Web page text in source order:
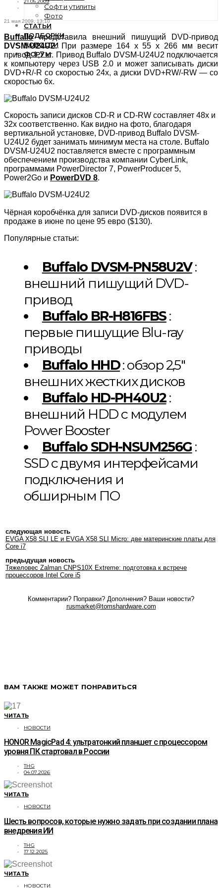
Софт и утилиты
Фото
СТАТЬИ
ПОДБОРКИ
НОВОСТИ
ФОРУМ
21.05.2009
21 мая 2009, 13:10
Buffalloпредставила внешний пишущий DVD-привод
DVSM-U24U2. При размере 164 x 55 x 266 мм весит
привод 1,7 кг. Привод Buffalo DVSM-U24U2 подключается
к компьютеру через USB 2.0 и может записывать диски
DVD+R/-R со скоростью 24x, а диски DVD+RW/-RW — со
скоростью 6x.
Скорость записи дисков CD-R и CD-RW составляет 48x и
32x соответственно. Как видно на фото, благодаря
вертикальной установке, DVD-привод Buffalo DVSM-
U24U2 будет занимать минимум места на столе. Buffalo
DVSM-U24U2 поставляется вместе с программным
обеспечением производства компании CyberLink,
программами PowerDirector 7, PowerProducer 5,
Power2Go и PowerDVD 8.
Чёрная коробчёнка для записи DVD-дисков появится в
продаже в июне по цене 95 евро ($130).
Популярные статьи:
Buffalo DVSM-PN58U2V:
внешний пишущий DVD-
привод
Buffalo BR-H816FBS:
первые пишущие Blu-ray
приводы
Buffalo HHD: обзор 2,5″
внешних жестких дисков
Buffalo HD-PH40U2:
внешний HDD с модулем
Power Booster
Buffalo SDH-NSUM256G :
SSD с двумя интерфейсами
подключения и
обширным ПО
следующая новость
EVGA X58 SLI LE и EVGA X58 SLI Micro: две материнские платы для
Core i7
предыдущая новость
Тяжеловес Zalman CNPS10X Extreme: подготовка к встрече
процессоров Intel Core i5
Комментарии? Поправки? Дополнения? Ваши новости?
rusmarket@tomshardware.com
ВАМ ТАКЖЕ МОЖЕТ ПОНРАВИТЬСЯ
ЧИТАТЬ
НОВОСТИ
HONOR MagicPad 4: ультратонкий планшет с процессором
уровня ПК стартовал в России
THG
04.07.2026
ЧИТАТЬ
НОВОСТИ
Шесть вопросов, которые нужно задать при создании плана
внедрения ИИ
THG
17.12.2025
ЧИТАТЬ
НОВОСТИ